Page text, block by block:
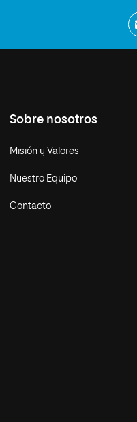
Sobre nosotros
Misión y Valores
Nuestro Equipo
Contacto